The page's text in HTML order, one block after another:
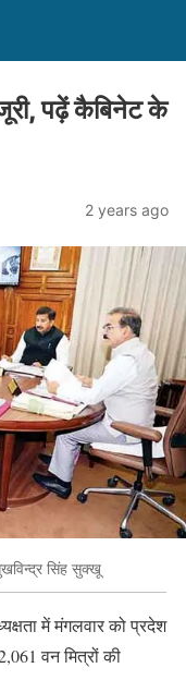
पढ़ें कैबिनेट के
2 years ago
सिंह सुक्खू
में मंगलवार को प्रदेश
वन मित्रों की